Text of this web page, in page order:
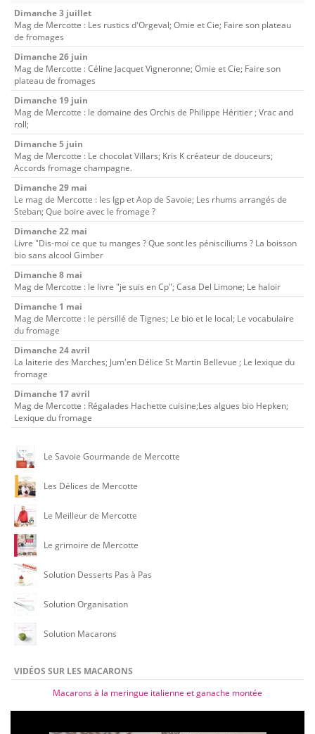
Dimanche 3 juillet
Mag de Mercotte : Les rustics d'Orgeval; Omie et Cie; Faire son plateau
de fromages
Dimanche 26 juin
Mag de Mercotte : Céline Jacquet Vigneronne; Omie et Cie; Faire son
plateau de fromages
Dimanche 19 juin
Mag de Mercotte : le domaine des Orchis de Philippe Héritier ; Vrac and
roll;
Dimanche 5 juin
Mag de Mercotte : Le chocolat Villars; Kris K créateur de douceurs;
Accords fromage champagne.
Dimanche 29 mai
Le mag de Mercotte : les Igp et Aop de Savoie; Les rhums arrangés de
Steban; Que boire avec le fromage ?
Dimanche 22 mai
Livre "Dis-moi ce que tu manges ? Que sont les pénisciliums ? La boisson
bio sans alcool Gimber
Dimanche 8 mai
Mag de Mercotte : le livre "je suis en Cp"; Casa Del Limone; Le haloir
Dimanche 1 mai
Mag de Mercotte : le persillé de Tignes; Le bio et le local; Le vocabulaire
du fromage
Dimanche 24 avril
La laiterie des Marches; Jum'en Délice St Martin Bellevue ; Le lexique du
fromage
Dimanche 17 avril
Mag de Mercotte : Régalades Hachette cuisine;Les algues bio Hepken;
Lexique du fromage
Le Savoie Gourmande de Mercotte
Les Délices de Mercotte
Le Meilleur de Mercotte
Le grimoire de Mercotte
Solution Desserts Pas à Pas
Solution Organisation
Solution Macarons
VIDÉOS SUR LES MACARONS
Macarons à la meringue italienne et ganache montée